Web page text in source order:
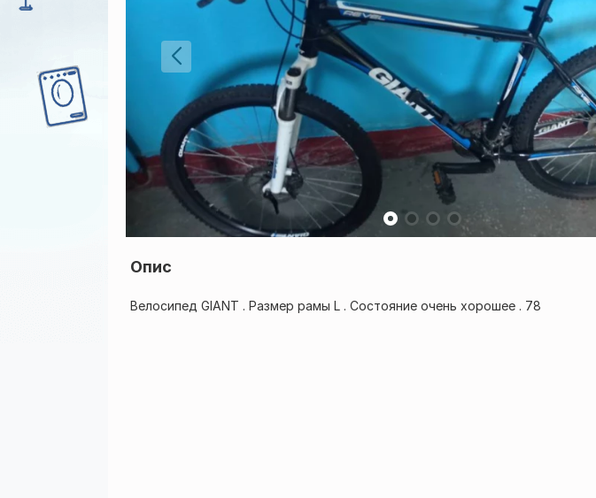
Опис
Велосипед GIANT . Размер рамы L . Состояние очень хорошее . 78